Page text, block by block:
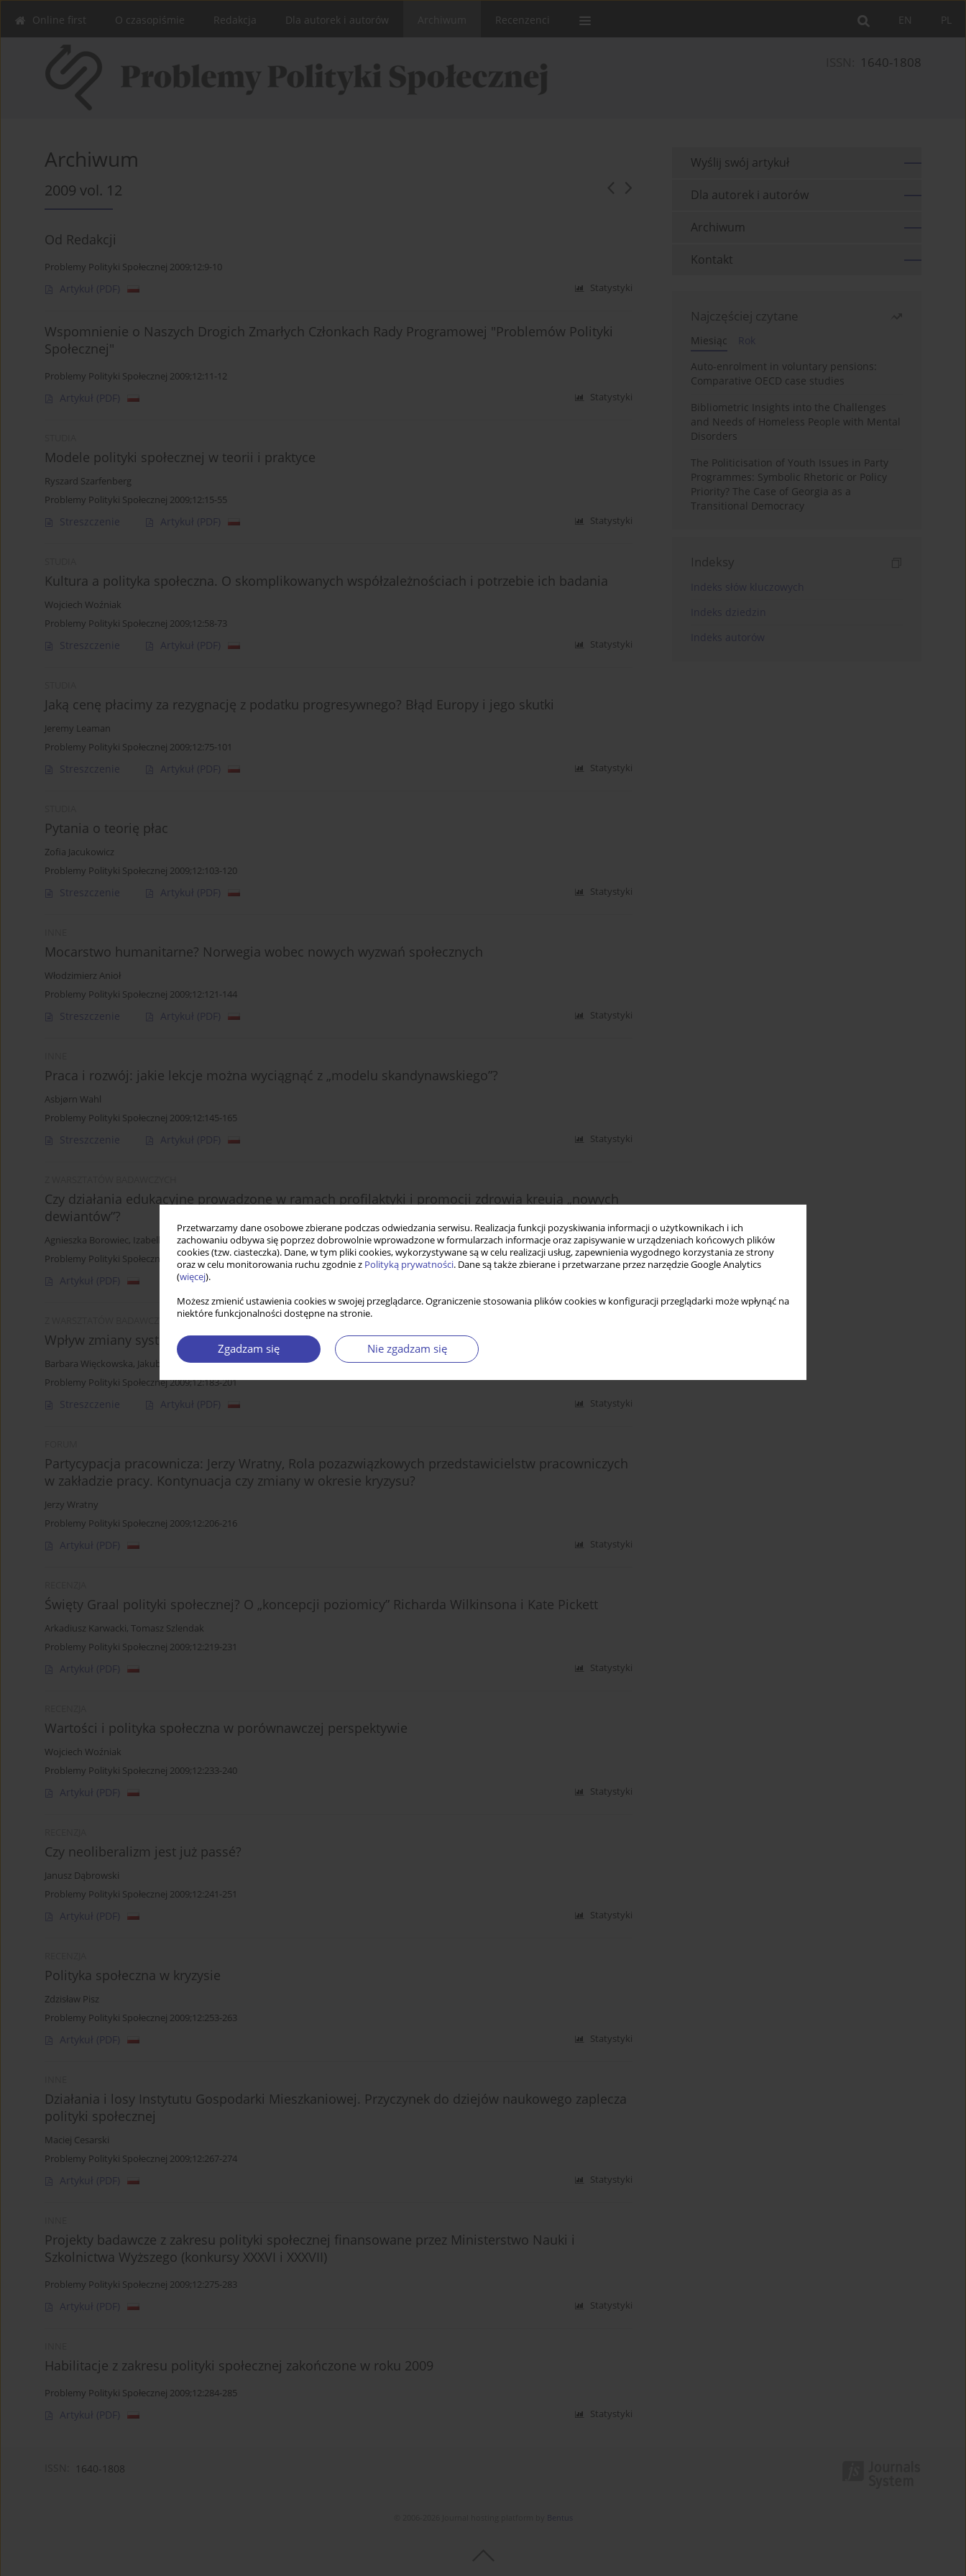
Przetwarzamy dane osobowe zbierane podczas odwiedzania serwisu. Realizacja funkcji pozyskiwania informacji o użytkownikach i ich
zachowaniu odbywa się poprzez dobrowolnie wprowadzone w formularzach informacje oraz zapisywanie w urządzeniach końcowych plików
cookies (tzw. ciasteczka). Dane, w tym pliki cookies, wykorzystywane są w celu realizacji usług, zapewnienia wygodnego korzystania ze strony
oraz w celu monitorowania ruchu zgodnie z Polityką prywatności. Dane są także zbierane i przetwarzane przez narzędzie Google Analytics
(więcej).
Możesz zmienić ustawienia cookies w swojej przeglądarce. Ograniczenie stosowania plików cookies w konfiguracji przeglądarki może wpłynąć na
niektóre funkcjonalności dostępne na stronie.
Zgadzam się Nie zgadzam się
PL
EN
Online first O czasopiśmie Redakcja Dla autorek i autorów Recenzenci
1640-1808
Archiwum
2009 vol. 12
Od Redakcji
Problemy Polityki Społecznej 2009;12:9-10
Artykuł (PDF) Statystyki
Wspomnienie o Naszych Drogich Zmarłych Członkach Rady Programowej "Problemów Polityki
Społecznej"
Problemy Polityki Społecznej 2009;12:11-12
Artykuł (PDF) Statystyki
Modele polityki społecznej w teorii i praktyce
Ryszard Szarfenberg
Problemy Polityki Społecznej 2009;12:15-55
Streszczenie Artykuł (PDF) Statystyki
Kultura a polityka społeczna. O skomplikowanych współzależnościach i potrzebie ich badania
Wojciech Woźniak
Problemy Polityki Społecznej 2009;12:58-73
Streszczenie Artykuł (PDF) Statystyki
Jaką cenę płacimy za rezygnację z podatku progresywnego? Błąd Europy i jego skutki
Jeremy Leaman
Problemy Polityki Społecznej 2009;12:75-101
Streszczenie Artykuł (PDF) Statystyki
Pytania o teorię płac
Zofia Jacukowicz
Problemy Polityki Społecznej 2009;12:103-120
Streszczenie Artykuł (PDF) Statystyki
Mocarstwo humanitarne? Norwegia wobec nowych wyzwań społecznych
Włodzimierz Anioł
Problemy Polityki Społecznej 2009;12:121-144
Streszczenie Artykuł (PDF) Statystyki
Praca i rozwój: jakie lekcje można wyciągnąć z „modelu skandynawskiego”?
Asbjørn Wahl
Problemy Polityki Społecznej 2009;12:145-165
Streszczenie Artykuł (PDF) Statystyki
Czy działania edukacyjne prowadzone w ramach profilaktyki i promocji zdrowia kreują „nowych
dewiantów”?
Agnieszka Borowiec, Izabella Lignowska,Marta Makowska
Problemy Polityki Społecznej 2009;12:169-182
Artykuł (PDF)
Wpływ zmiany systemowej na wysokość świadczeń emerytalnych w Polsce
Barbara Więckowska, Jakub Bijak
Problemy Polityki Społecznej 2009;12:183-201
Streszczenie Artykuł (PDF) Statystyki
Partycypacja pracownicza: Jerzy Wratny, Rola pozazwiązkowych przedstawicielstw pracowniczych
w zakładzie pracy. Kontynuacja czy zmiany w okresie kryzysu?
Jerzy Wratny
Problemy Polityki Społecznej 2009;12:206-216
Artykuł (PDF) Statystyki
Święty Graal polityki społecznej? O „koncepcji poziomicy” Richarda Wilkinsona i Kate Pickett
Arkadiusz Karwacki, Tomasz Szlendak
Problemy Polityki Społecznej 2009;12:219-231
Artykuł (PDF) Statystyki
Wartości i polityka społeczna w porównawczej perspektywie
Wojciech Woźniak
Problemy Polityki Społecznej 2009;12:233-240
Artykuł (PDF) Statystyki
Czy neoliberalizm jest już passé?
Janusz Dąbrowski
Problemy Polityki Społecznej 2009;12:241-251
Artykuł (PDF) Statystyki
Polityka społeczna w kryzysie
Zdzisław Pisz
Problemy Polityki Społecznej 2009;12:253-263
Artykuł (PDF) Statystyki
Działania i losy Instytutu Gospodarki Mieszkaniowej. Przyczynek do dziejów naukowego zaplecza
polityki społecznej
Maciej Cesarski
Problemy Polityki Społecznej 2009;12:267-274
Artykuł (PDF) Statystyki
Projekty badawcze z zakresu polityki społecznej finansowane przez Ministerstwo Nauki i
Szkolnictwa Wyższego (konkursy XXXVI i XXXVII)
Problemy Polityki Społecznej 2009;12:275-283
Artykuł (PDF) Statystyki
Habilitacje z zakresu polityki społecznej zakończone w roku 2009
Problemy Polityki Społecznej 2009;12:284-285
Artykuł (PDF) Statystyki
Wyślij swój artykuł
Dla autorek i autorów
Archiwum
Kontakt
Najczęściej czytane
Miesiąc
Rok
Auto-enrolment in voluntary pensions:
Comparative OECD case studies
Bibliometric Insights into the Challenges
and Needs of Homeless People with Mental
Disorders
The Politicisation of Youth Issues in Party
Programmes: Symbolic Rhetoric or Policy
Priority? The Case of Georgia as a
Transitional Democracy
Indeksy
Indeks słów kluczowych
Indeks dziedzin
Indeks autorów
1640-1808
Bentus